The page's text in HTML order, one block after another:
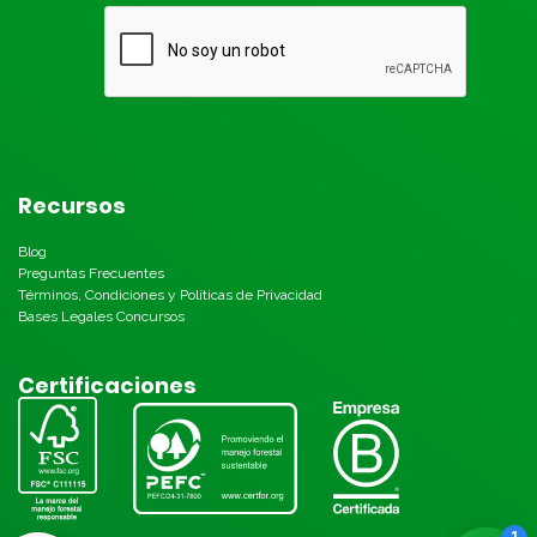
Recursos
Blog
Preguntas Frecuentes
Términos, Condiciones y Políticas de Privacidad
Bases Legales Concursos
Certificaciones